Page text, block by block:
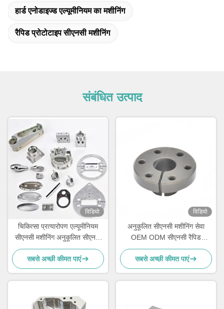
हार्ड एनोडाइज्ड एल्यूमीनियम का मशीनिंग
रैपिड प्रोटोटाइप सीएनसी मशीनिंग
संबंधित उत्पाद
विडियो
चिकित्सा प्रत्यारोपण एल्यूमीनियम
सीएनसी मशीनिंग अनुकूलित सीएनसी
धातु घटकों
सबसे अच्छी कीमत पाएं
विडियो
अनुकूलित सीएनसी मशीनिंग सेवा
OEM ODM सीएनसी रैपिड
प्रोटोटाइप
सबसे अच्छी कीमत पाएं